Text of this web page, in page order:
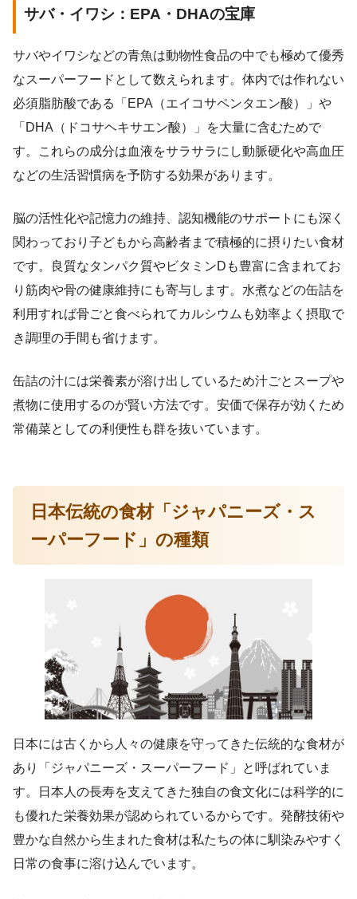
サバ・イワシ：EPA・DHAの宝庫
サバやイワシなどの青魚は動物性食品の中でも極めて優秀
なスーパーフードとして数えられます。体内では作れない
必須脂肪酸である「EPA（エイコサペンタエン酸）」や
「DHA（ドコサヘキサエン酸）」を大量に含むためで
す。これらの成分は血液をサラサラにし動脈硬化や高血圧
などの生活習慣病を予防する効果があります。
脳の活性化や記憶力の維持、認知機能のサポートにも深く
関わっており子どもから高齢者まで積極的に摂りたい食材
です。良質なタンパク質やビタミンDも豊富に含まれてお
り筋肉や骨の健康維持にも寄与します。水煮などの缶詰を
利用すれば骨ごと食べられてカルシウムも効率よく摂取で
き調理の手間も省けます。
缶詰の汁には栄養素が溶け出しているため汁ごとスープや
煮物に使用するのが賢い方法です。安価で保存が効くため
常備菜としての利便性も群を抜いています。
日本伝統の食材「ジャパニーズ・ス
ーパーフード」の種類
日本には古くから人々の健康を守ってきた伝統的な食材が
あり「ジャパニーズ・スーパーフード」と呼ばれていま
す。日本人の長寿を支えてきた独自の食文化には科学的に
も優れた栄養効果が認められているからです。発酵技術や
豊かな自然から生まれた食材は私たちの体に馴染みやすく
日常の食事に溶け込んでいます。